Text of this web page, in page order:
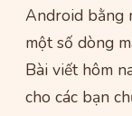
Android bằng
một số dòng
Bài viết hôm
cho các bạn